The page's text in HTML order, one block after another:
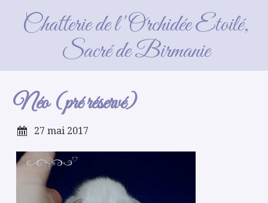
Chatterie de l'Orchidée Etoilé,
Sacré de Birmanie
Néo (pré réservé)
Néo (pré réservé)
27 mai 2017